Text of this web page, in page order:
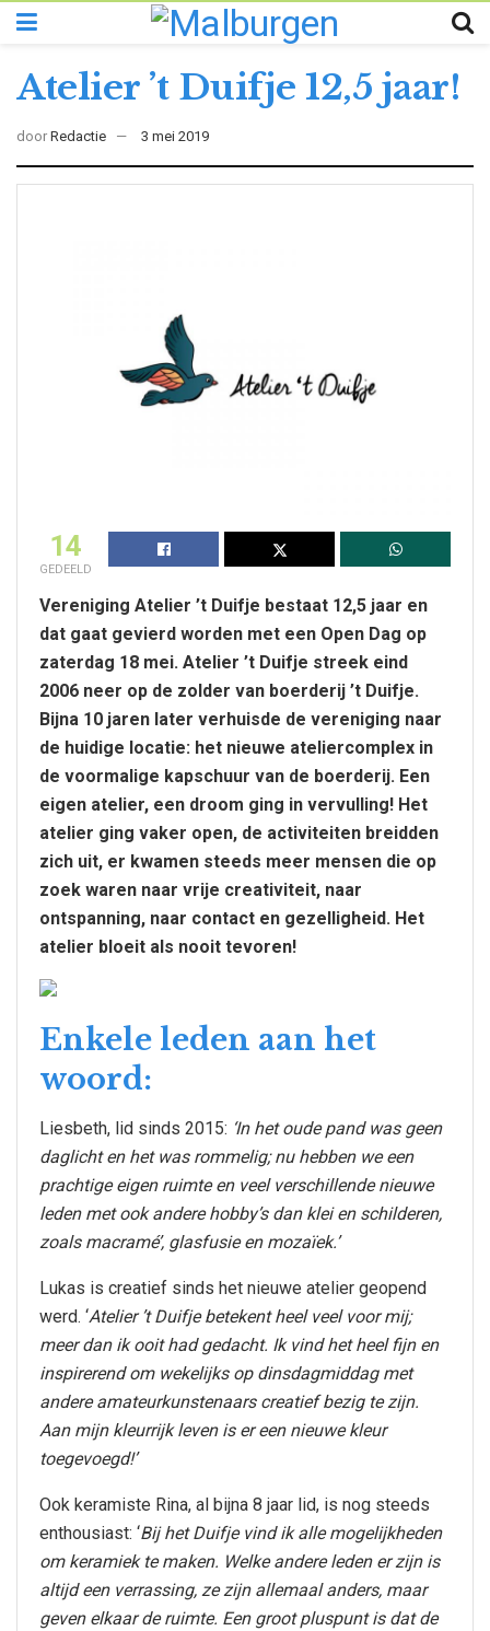
Atelier ’t Duifje 12,5 jaar!
door Redactie 3 mei 2019
14
GEDEELD
Vereniging Atelier ’t Duifje bestaat 12,5 jaar en
dat gaat gevierd worden met een Open Dag op
zaterdag 18 mei. Atelier ’t Duifje streek eind
2006 neer op de zolder van boerderij ’t Duifje.
Bijna 10 jaren later verhuisde de vereniging naar
de huidige locatie: het nieuwe ateliercomplex in
de voormalige kapschuur van de boerderij. Een
eigen atelier, een droom ging in vervulling! Het
atelier ging vaker open, de activiteiten breidden
zich uit, er kwamen steeds meer mensen die op
zoek waren naar vrije creativiteit, naar
ontspanning, naar contact en gezelligheid. Het
atelier bloeit als nooit tevoren!
Enkele leden aan het
woord:
Liesbeth, lid sinds 2015: ‘In het oude pand was geen
daglicht en het was rommelig; nu hebben we een
prachtige eigen ruimte en veel verschillende nieuwe
leden met ook andere hobby’s dan klei en schilderen,
zoals macramé’, glasfusie en mozaïek.’
Lukas is creatief sinds het nieuwe atelier geopend
werd. ‘Atelier ’t Duifje betekent heel veel voor mij;
meer dan ik ooit had gedacht. Ik vind het heel fijn en
inspirerend om wekelijks op dinsdagmiddag met
andere amateurkunstenaars creatief bezig te zijn.
Aan mijn kleurrijk leven is er een nieuwe kleur
toegevoegd!’
Ook keramiste Rina, al bijna 8 jaar lid, is nog steeds
enthousiast: ‘Bij het Duifje vind ik alle mogelijkheden
om keramiek te maken. Welke andere leden er zijn is
altijd een verrassing, ze zijn allemaal anders, maar
geven elkaar de ruimte. Een groot pluspunt is dat de